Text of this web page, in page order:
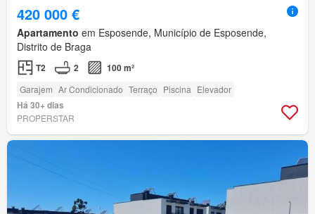
420 000 €
Apartamento em Esposende, Município de Esposende,
Distrito de Braga
T2 2 100 m²
Garajem Ar Condicionado Terraço Piscina Elevador
Há 30+ dias
PROPERSTAR